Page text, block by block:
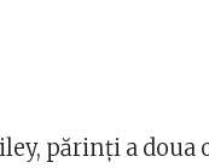
părinți a doua